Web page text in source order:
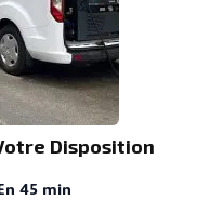
Disposition
45 min